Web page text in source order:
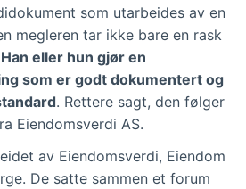
analyserer også
og prisutviklingen i
å få gratis e-takst, med
deg for å selge
tid. Da kan du få
som utarbeides av en
megleren tar ikke bare en rask
Han eller hun gjør en
som er godt dokumentert og
. Rettere sagt, den følger
Eiendomsverdi AS.
av Eiendomsverdi, Eiendom
De satte sammen et forum